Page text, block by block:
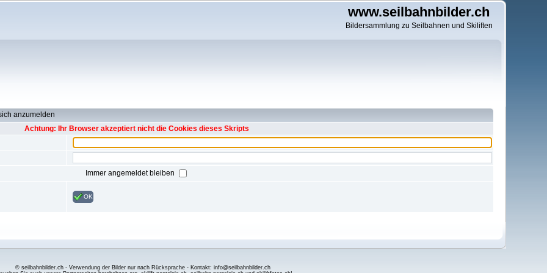
www.seilbahnbilder.ch
Bildersammlung zu Seilbahnen und Skiliften
anzumelden
Achtung: Ihr Browser akzeptiert nicht die Cookies dieses Skripts
Immer angemeldet bleiben
OK
© seilbahnbilder.ch - Verwendung der Bilder nur nach Rücksprache - Kontakt: info@seilbahnbilder.ch